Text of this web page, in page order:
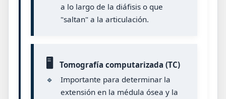
a lo largo de la diáfisis o que
"saltan" a la articulación.
🖥️
Tomografía computarizada (TC)
🔹
Importante para determinar la
extensión en la médula ósea y la